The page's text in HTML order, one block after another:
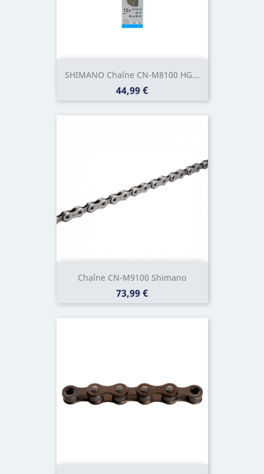
SHIMANO Chaîne CN-M8100 HG...
Prix
44,99 €
Chaîne CN-M9100 Shimano
Prix
73,99 €